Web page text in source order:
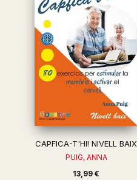
CAPFICA-T'HI! NIVELL BAIX
PUIG, ANNA
13,99 €